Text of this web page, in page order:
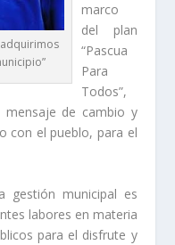
marco
del plan
“Pascua
Para
Todos”,
mensaje de cambio y
con el pueblo, para el
gestión municipal es
labores en materia
para el disfrute y